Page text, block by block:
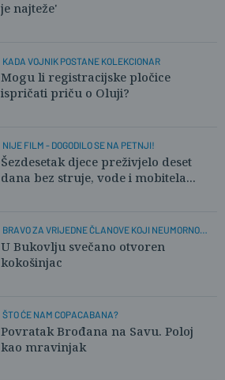
je najteže'
KADA VOJNIK POSTANE KOLEKCIONAR
Mogu li registracijske pločice
ispričati priču o Oluji?
NIJE FILM - DOGODILO SE NA PETNJI!
Šezdesetak djece preživjelo deset
dana bez struje, vode i mobitela...
BRAVO ZA VRIJEDNE ČLANOVE KOJI NEUMORNO
RADE!
U Bukovlju svečano otvoren
kokošinjac
ŠTO ĆE NAM COPACABANA?
Povratak Brođana na Savu. Poloj
kao mravinjak